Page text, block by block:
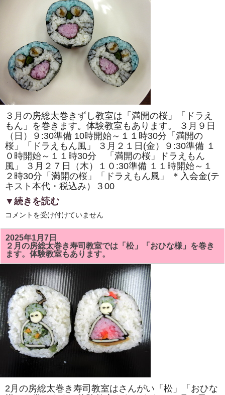
「正
ち
ゃ
ん」
ま
す。
体
験
教
室
も
あ
り
ま
す。
は
３月の房総太巻きずし教室は「満開の桜」「ドラえ
もん」を巻きます。体験教室もあります。 ３月９日
（日）９:30準備 10時開始～１１時30分「満開の
桜」「ドラえもん風」 ３月２１日(金）９:30準備 １
０時開始～１１時30分 「満開の桜」ドラえもん
風」 ３月２７日（木）１０:30準備 １１時開始～１
２時30分「満開の桜」「ドラえもん風」 ＊入会金(テ
キスト本代・税込み）３00
▼続きを読む
3
の
房
総
太
巻
き
教
室
で
は
「満
開
の
桜」
「ド
ラ
風」
巻
コメントを受け付けていません
2025年1月7日
２月の房総太巻き寿司教室では「松」「おひな様」を巻き
ます。体験教室もあります。
2月の房総太巻き寿司教室はさんがい「松」「おひな